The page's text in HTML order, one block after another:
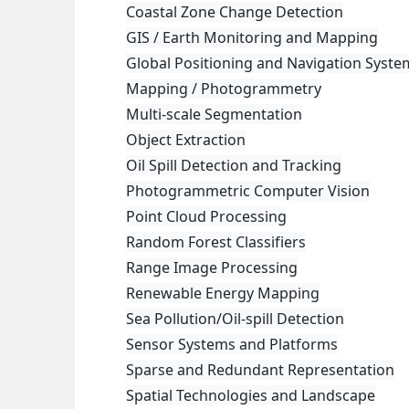
Coastal Zone Change Detection
GIS / Earth Monitoring and Mapping
Global Positioning and Navigation
Mapping / Photogrammetry
Multi-scale Segmentation
Object Extraction
Oil Spill Detection and Tracking
Photogrammetric Computer Vision
Point Cloud Processing
Random Forest Classifiers
Range Image Processing
Renewable Energy Mapping
Sea Pollution/Oil-spill Detection
Sensor Systems and Platforms
Sparse and Redundant Representation
Spatial Technologies and Landscape